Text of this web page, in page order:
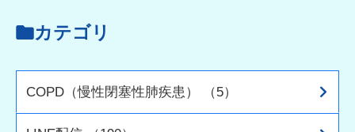
カテゴリ
COPD（慢性閉塞性肺疾患） （5）